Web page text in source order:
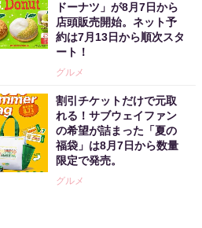
ドーナツ」が8月7日から
店頭販売開始。ネット予
約は7月13日から順次スタ
ート！
グルメ
割引チケットだけで元取
れる！サブウェイファン
の希望が詰まった「夏の
福袋」は8月7日から数量
限定で発売。
グルメ